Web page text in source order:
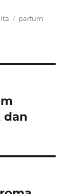
Tags
parfum
dan